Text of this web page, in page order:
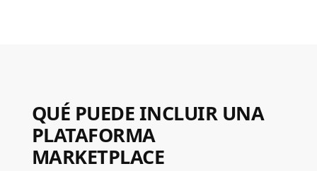
QUÉ PUEDE INCLUIR UNA
PLATAFORMA
MARKETPLACE